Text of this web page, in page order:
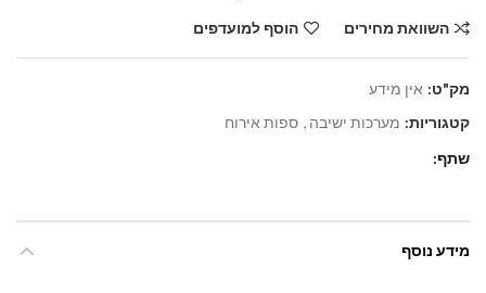
השוואת מחירים הוסף למועדפים
מק"ט: אין מידע
קטגוריות: מערכות ישיבה , ספות אירוח
שתף
מידע נוסף